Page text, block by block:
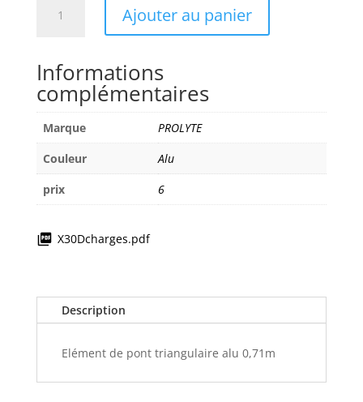
de
pont
X30D
alu
0,71m
Ajouter au panier
Informations
complémentaires
Marque
PROLYTE
Couleur
Alu
prix
6
X30Dcharges.pdf
Description
Elément de pont triangulaire alu 0,71m